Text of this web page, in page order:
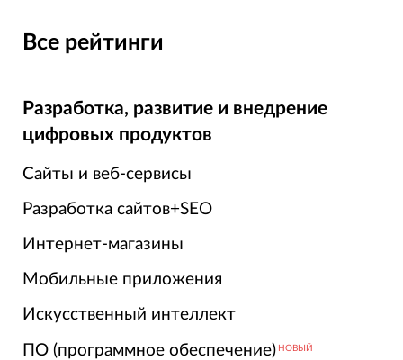
Все рейтинги
Разработка, развитие и внедрение
цифровых продуктов
Сайты и веб-сервисы
Разработка сайтов+SEO
Интернет-магазины
Мобильные приложения
Искусственный интеллект
ПО (программное обеспечение) НОВЫЙ